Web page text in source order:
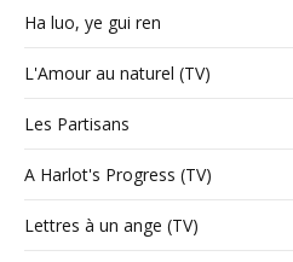
Ha luo, ye gui ren
L'Amour au naturel (TV)
Les Partisans
A Harlot's Progress (TV)
Lettres à un ange (TV)